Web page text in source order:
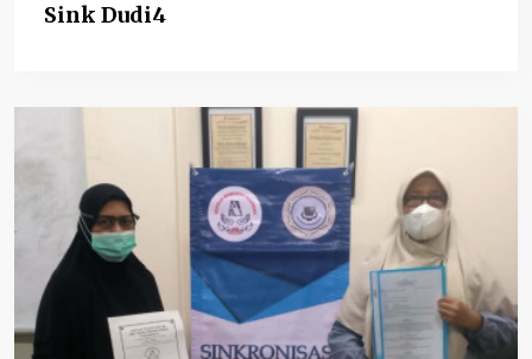
Sink Dudi4